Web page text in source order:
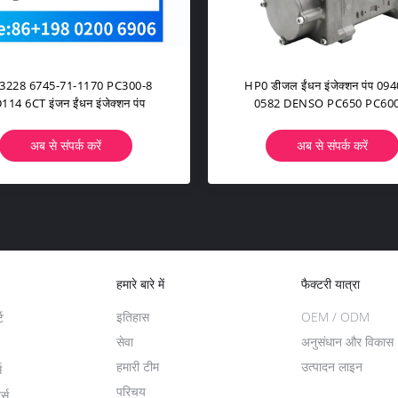
हाइड्रोलिक पंप सोलेनोइड
MHDRE4K16 / 30-024
अब से संपर्क करें
टर्बो HX40W टर्बोचार्जर 6743-
Komatsu SAA6D114E इंजन
अब से संपर्क करें
हमारे बारे में
परिचय
इतिहास
सेवा
हमारी टीम
फैक्टरी यात्रा
उत्पादन लाइन
OEM / ODM
अनुसंधान और विकास